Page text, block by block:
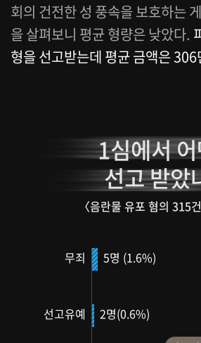
회의 건전한 성 풍속을 보호하는
을 살펴보니 평균 형량은 낮았다.
형을 선고받는데 평균 금액은
1심에서
선고 받았
〈음란물 유포 혐의 315
무죄 5명 (1.6%)
선고유예 2명(0.6%)